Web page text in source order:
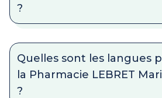
?
Quelles sont les langues
la Pharmacie LEBRET
?